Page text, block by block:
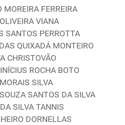
MOREIRA FERREIRA
VIANA
SANTOS PERROTTA
QUIXADÁ MONTEIRO
CHRISTOVÃO
ROCHA BOTO
SILVA
SANTOS DA SILVA
SILVA TANNIS
DORNELLAS